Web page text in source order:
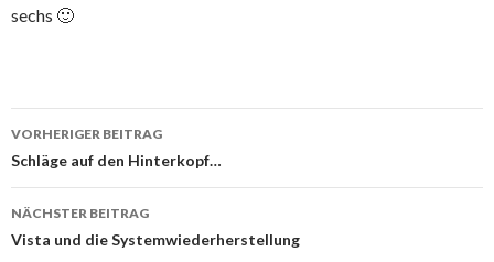
sechs 🙂
Beitrags-
Navigation
VORHERIGER BEITRAG
Schläge auf den Hinterkopf…
NÄCHSTER BEITRAG
Vista und die Systemwiederherstellung